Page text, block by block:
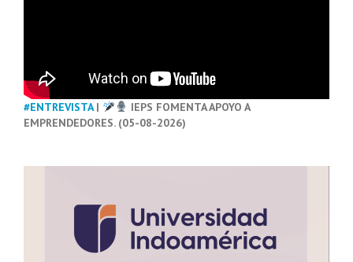
#ENTREVISTA|
IEPS FOMENTA APOYO A
EMPRENDEDORES. (05-08-2026)